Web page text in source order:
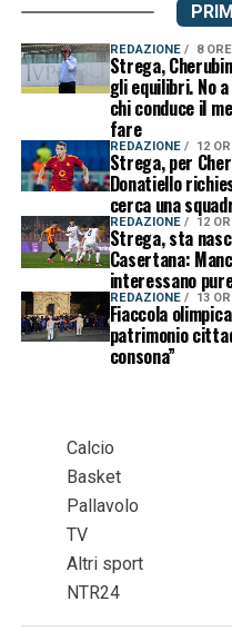
REDAZIONE 8
Strega,
gli equilibri. No
chi conduce il
fare
REDAZIONE 12
Strega, per
Donatiello
cerca una
REDAZIONE 12
Strega, sta
Casertana:
interessano
REDAZIONE 13
Fiaccola
patrimonio
consona”
Calcio
Basket
Pallavolo
TV
Altri sport
NTR24